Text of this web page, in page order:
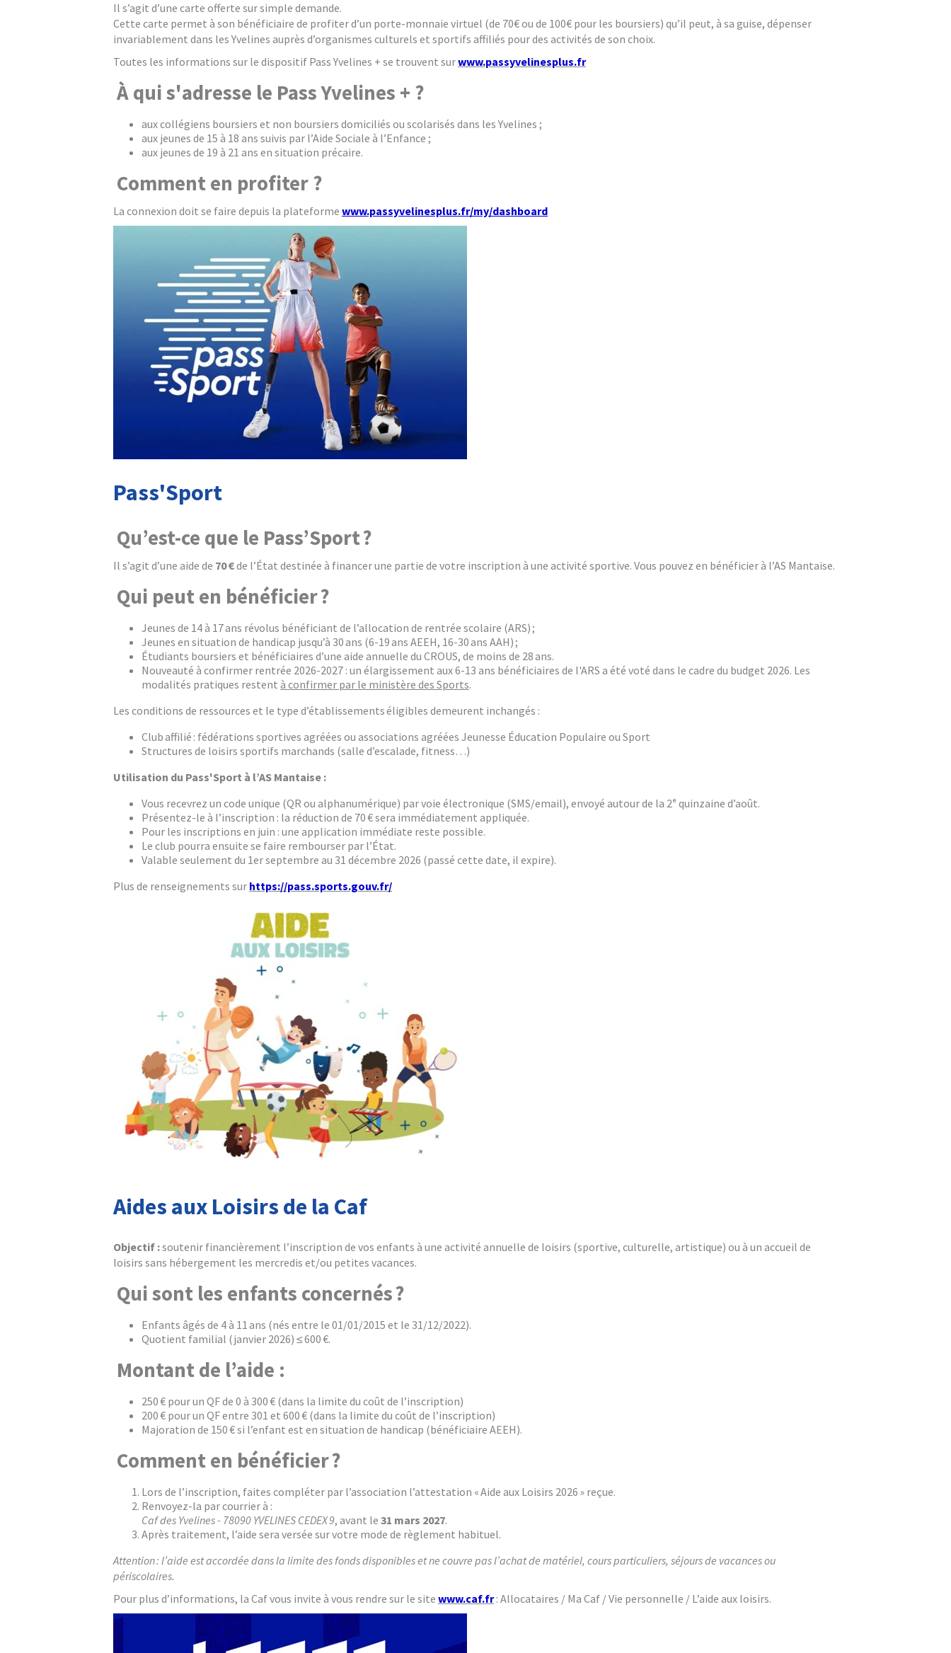
Il s’agit d’une carte offerte sur simple demande.
Cette carte permet à son bénéficiaire de profiter d’un porte-monnaie virtuel (de 70€ ou de 100€ pour les boursiers) qu’il peut, à sa guise, dépenser
invariablement dans les Yvelines auprès d’organismes culturels et sportifs affiliés pour des activités de son choix.
Toutes les informations sur le dispositif Pass Yvelines + se trouvent surwww.passyvelinesplus.fr
À qui s'adresse le Pass Yvelines + ?
aux collégiens boursiers et non boursiers domiciliés ou scolarisés dans les Yvelines ;
aux jeunes de 15 à 18 ans suivis par l’Aide Sociale à l’Enfance ;
aux jeunes de 19 à 21 ans en situation précaire.
Comment en profiter ?
La connexion doit se faire depuis la plateforme www.passyvelinesplus.fr/my/dashboard
Pass'Sport
Qu’est-ce que le Pass’Sport ?
Il s’agit d’une aide de 70 €de l’État destinée à financer une partie de votre inscription à une activité sportive. Vous pouvez en bénéficier à l’AS Mantaise.
Qui peut en bénéficier ?
Jeunes de 14 à 17 ans révolus bénéficiant de l’allocation de rentrée scolaire (ARS) ;
Jeunes en situation de handicap jusqu’à 30 ans (6-19 ans AEEH, 16-30 ans AAH) ;
Étudiants boursiers et bénéficiaires d’une aide annuelle du CROUS, de moins de 28 ans.
Nouveauté à confirmer rentrée 2026-2027 : un élargissement aux 6-13 ans bénéficiaires de l'ARS a été voté dans le cadre du budget 2026. Les
modalités pratiques restent à confirmer par le ministère des Sports.
Les conditions de ressources et le type d’établissements éligibles demeurent inchangés :
Club affilié : fédérations sportives agréées ou associations agréées Jeunesse Éducation Populaire ou Sport
Structures de loisirs sportifs marchands (salle d’escalade, fitness…)
Utilisation du Pass'Sport à l’AS Mantaise :
Vous recevrez un code unique (QR ou alphanumérique) par voie électronique (SMS/email), envoyé autour de la 2ᵉ quinzaine d’août.
Présentez-le à l’inscription : la réduction de 70 € sera immédiatement appliquée.
Pour les inscriptions en juin : une application immédiate reste possible.
Le club pourra ensuite se faire rembourser par l’État.
Valable seulement du 1er septembre au 31 décembre 2026 (passé cette date, il expire).
Plus de renseignements sur https://pass.sports.gouv.fr/
Aides aux Loisirs de la Caf
Objectif :soutenir financièrement l’inscription de vos enfants à une activité annuelle de loisirs (sportive, culturelle, artistique) ou à un accueil de
loisirs sans hébergement les mercredis et/ou petites vacances.
Qui sont les enfants concernés ?
Enfants âgés de 4 à 11 ans (nés entre le 01/01/2015 et le 31/12/2022).
Quotient familial (janvier 2026) ≤ 600 €.
Montant de l’aide :
250 € pour un QF de 0 à 300 € (dans la limite du coût de l’inscription)
200 € pour un QF entre 301 et 600 € (dans la limite du coût de l’inscription)
Majoration de 150 € si l’enfant est en situation de handicap (bénéficiaire AEEH).
Comment en bénéficier ?
Lors de l’inscription, faites compléter par l’association l’attestation « Aide aux Loisirs 2026 » reçue.
Renvoyez-la par courrier à :
Caf des Yvelines - 78090 YVELINES CEDEX 9, avant le 31 mars 2027.
Après traitement, l’aide sera versée sur votre mode de règlement habituel.
Attention : l’aide est accordée dans la limite des fonds disponibles et ne couvre pas l’achat de matériel, cours particuliers, séjours de vacances ou
périscolaires.
Pour plus d’informations, la Caf vous invite à vous rendre sur le site www.caf.fr: Allocataires / Ma Caf / Vie personnelle / L’aide aux loisirs.